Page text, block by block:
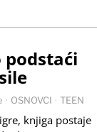
podstaći
· OSNOVCI · TEEN
knjiga postaje